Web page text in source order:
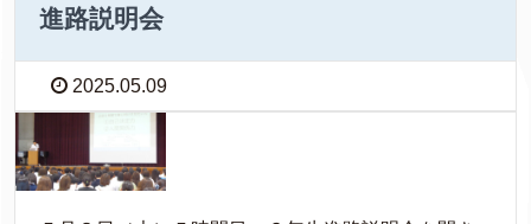
進路説明会
2025.05.09